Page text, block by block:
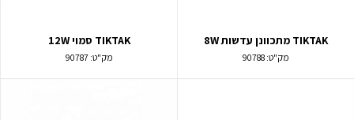
TIKTAK מתכוונן עדשות 8W
מק"ט: 90788
TIKTAK סמוי 12W
מק"ט:90787